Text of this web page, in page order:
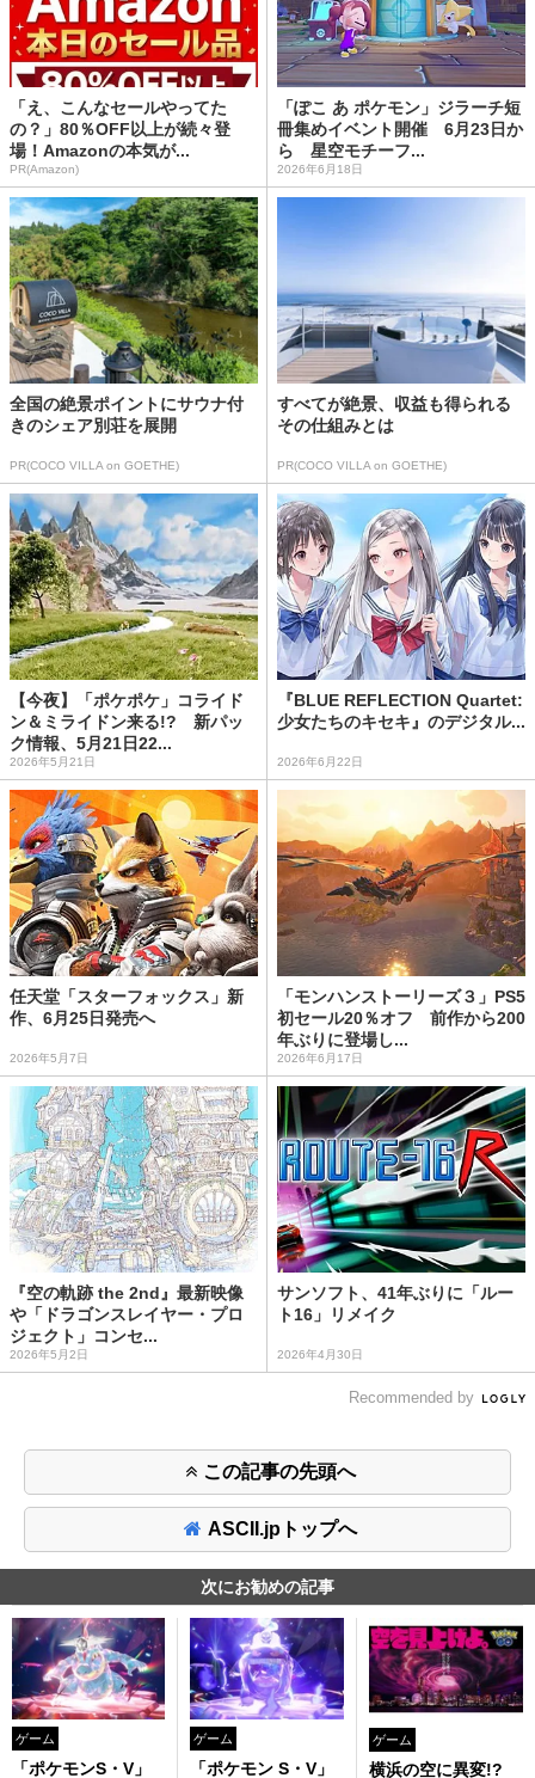
「え、こんなセールやってた
の？」80％OFF以上が続々登
場！Amazonの本気が...
PR(Amazon)
「ぽこ あ ポケモン」ジラーチ短
冊集めイベント開催 6月23日か
ら 星空モチーフ...
2026年6月18日
全国の絶景ポイントにサウナ付
きのシェア別荘を展開
PR(COCO VILLA on GOETHE)
すべてが絶景、収益も得られる
その仕組みとは
PR(COCO VILLA on GOETHE)
【今夜】「ポケポケ」コライド
ン＆ミライドン来る!? 新パッ
ク情報、5月21日22...
2026年5月21日
『BLUE REFLECTION Quartet:
少女たちのキセキ』のデジタル...
2026年6月22日
任天堂「スターフォックス」新
作、6月25日発売へ
2026年5月7日
「モンハンストーリーズ３」PS5
初セール20％オフ 前作から200
年ぶりに登場し...
2026年6月17日
『空の軌跡 the 2nd』最新映像
や「ドラゴンスレイヤー・プロ
ジェクト」コンセ...
2026年5月2日
サンソフト、41年ぶりに「ルー
ト16」リメイク
2026年4月30日
Recommended by
この記事の先頭へ
ASCII.jpトップへ
次にお勧めの記事
ゲーム
「ポケモンS・V」
ゲーム
「ポケモン S・V」
ゲーム
横浜の空に異変!?